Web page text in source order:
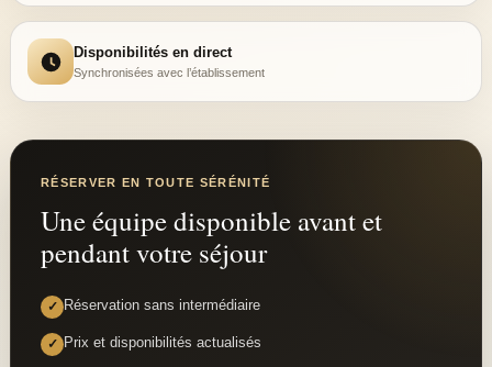
Disponibilités en direct
Synchronisées avec l’établissement
RÉSERVER EN TOUTE SÉRÉNITÉ
Une équipe disponible avant et
pendant votre séjour
✓ Réservation sans intermédiaire
✓ Prix et disponibilités actualisés